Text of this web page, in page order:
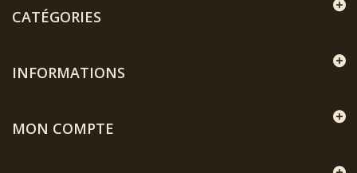
CATÉGORIES
INFORMATIONS
MON COMPTE